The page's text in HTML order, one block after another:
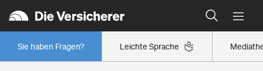
Leichte Sprache
Sie haben Fragen?
Wer versichert was: Jetzt Versicherer finden
Regionalklassen: So ist Ihre Region eingestuft
Wer versichert was: Jetzt Versicherer finden